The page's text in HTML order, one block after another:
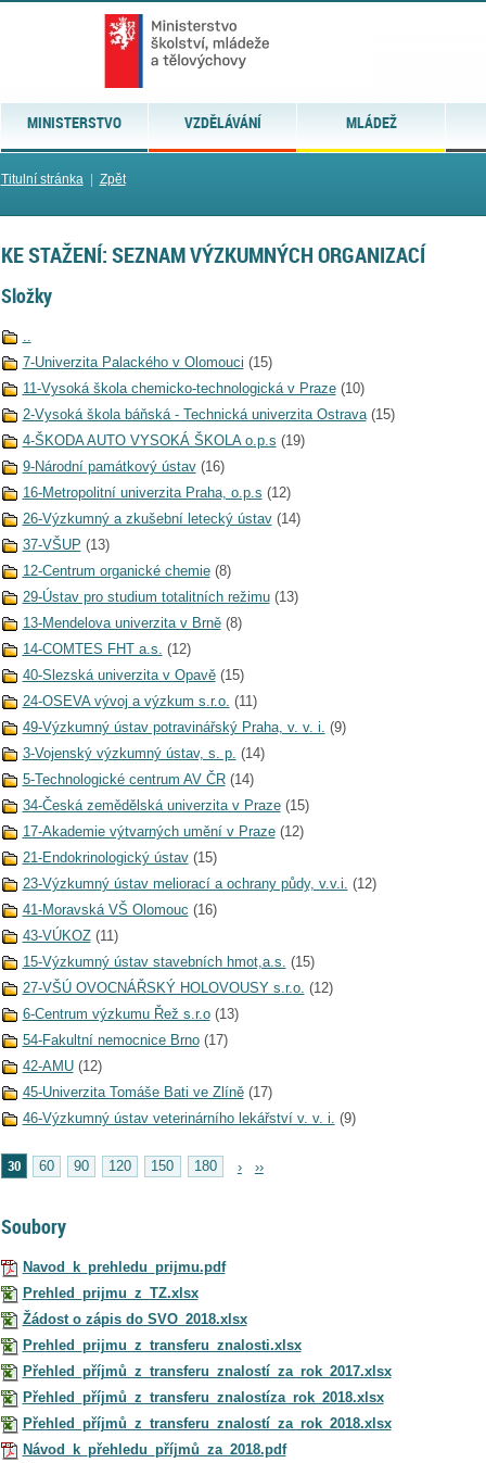
MINISTERSTVO VZDĚLÁVÁNÍ MLÁDEŽ
Titulní stránka| Zpět
KE STAŽENÍ: SEZNAM VÝZKUMNÝCH ORGANIZACÍ
Složky
..
7-Univerzita Palackého v Olomouci (15)
11-Vysoká škola chemicko-technologická v Praze (10)
2-Vysoká škola báňská - Technická univerzita Ostrava (15)
4-ŠKODA AUTO VYSOKÁ ŠKOLA o.p.s (19)
9-Národní památkový ústav (16)
16-Metropolitní univerzita Praha, o.p.s (12)
26-Výzkumný a zkušební letecký ústav (14)
37-VŠUP (13)
12-Centrum organické chemie (8)
29-Ústav pro studium totalitních režimu (13)
13-Mendelova univerzita v Brně (8)
14-COMTES FHT a.s. (12)
40-Slezská univerzita v Opavě (15)
24-OSEVA vývoj a výzkum s.r.o. (11)
49-Výzkumný ústav potravinářský Praha, v. v. i. (9)
3-Vojenský výzkumný ústav, s. p. (14)
5-Technologické centrum AV ČR (14)
34-Česká zemědělská univerzita v Praze (15)
17-Akademie výtvarných umění v Praze (12)
21-Endokrinologický ústav (15)
23-Výzkumný ústav meliorací a ochrany půdy, v.v.i. (12)
41-Moravská VŠ Olomouc (16)
43-VÚKOZ (11)
15-Výzkumný ústav stavebních hmot,a.s. (15)
27-VŠÚ OVOCNÁŘSKÝ HOLOVOUSY s.r.o. (12)
6-Centrum výzkumu Řež s.r.o (13)
54-Fakultní nemocnice Brno (17)
42-AMU (12)
45-Univerzita Tomáše Bati ve Zlíně (17)
46-Výzkumný ústav veterinárního lekářství v. v. i. (9)
30 60 90 120 150 180 › ››
Soubory
Navod_k_prehledu_prijmu.pdf
Prehled_prijmu_z_TZ.xlsx
Žádost o zápis do SVO_2018.xlsx
Prehled_prijmu_z_transferu_znalosti.xlsx
Přehled_příjmů_z_transferu_znalostí_za_rok_2017.xlsx
Přehled_příjmů_z_transferu_znalostíza_rok_2018.xlsx
Přehled_příjmů_z_transferu_znalostí_za_rok_2018.xlsx
Návod_k_přehledu_příjmů_za_2018.pdf